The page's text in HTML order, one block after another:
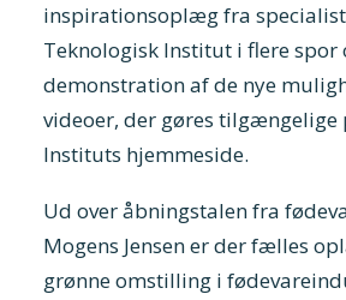
inspirationsoplæg fra
Teknologisk Institut i flere spor
demonstration af de nye
videoer, der gøres tilgængelige
Instituts hjemmeside.
Ud over åbningstalen fra
Mogens Jensen er der fælles
grønne omstilling i